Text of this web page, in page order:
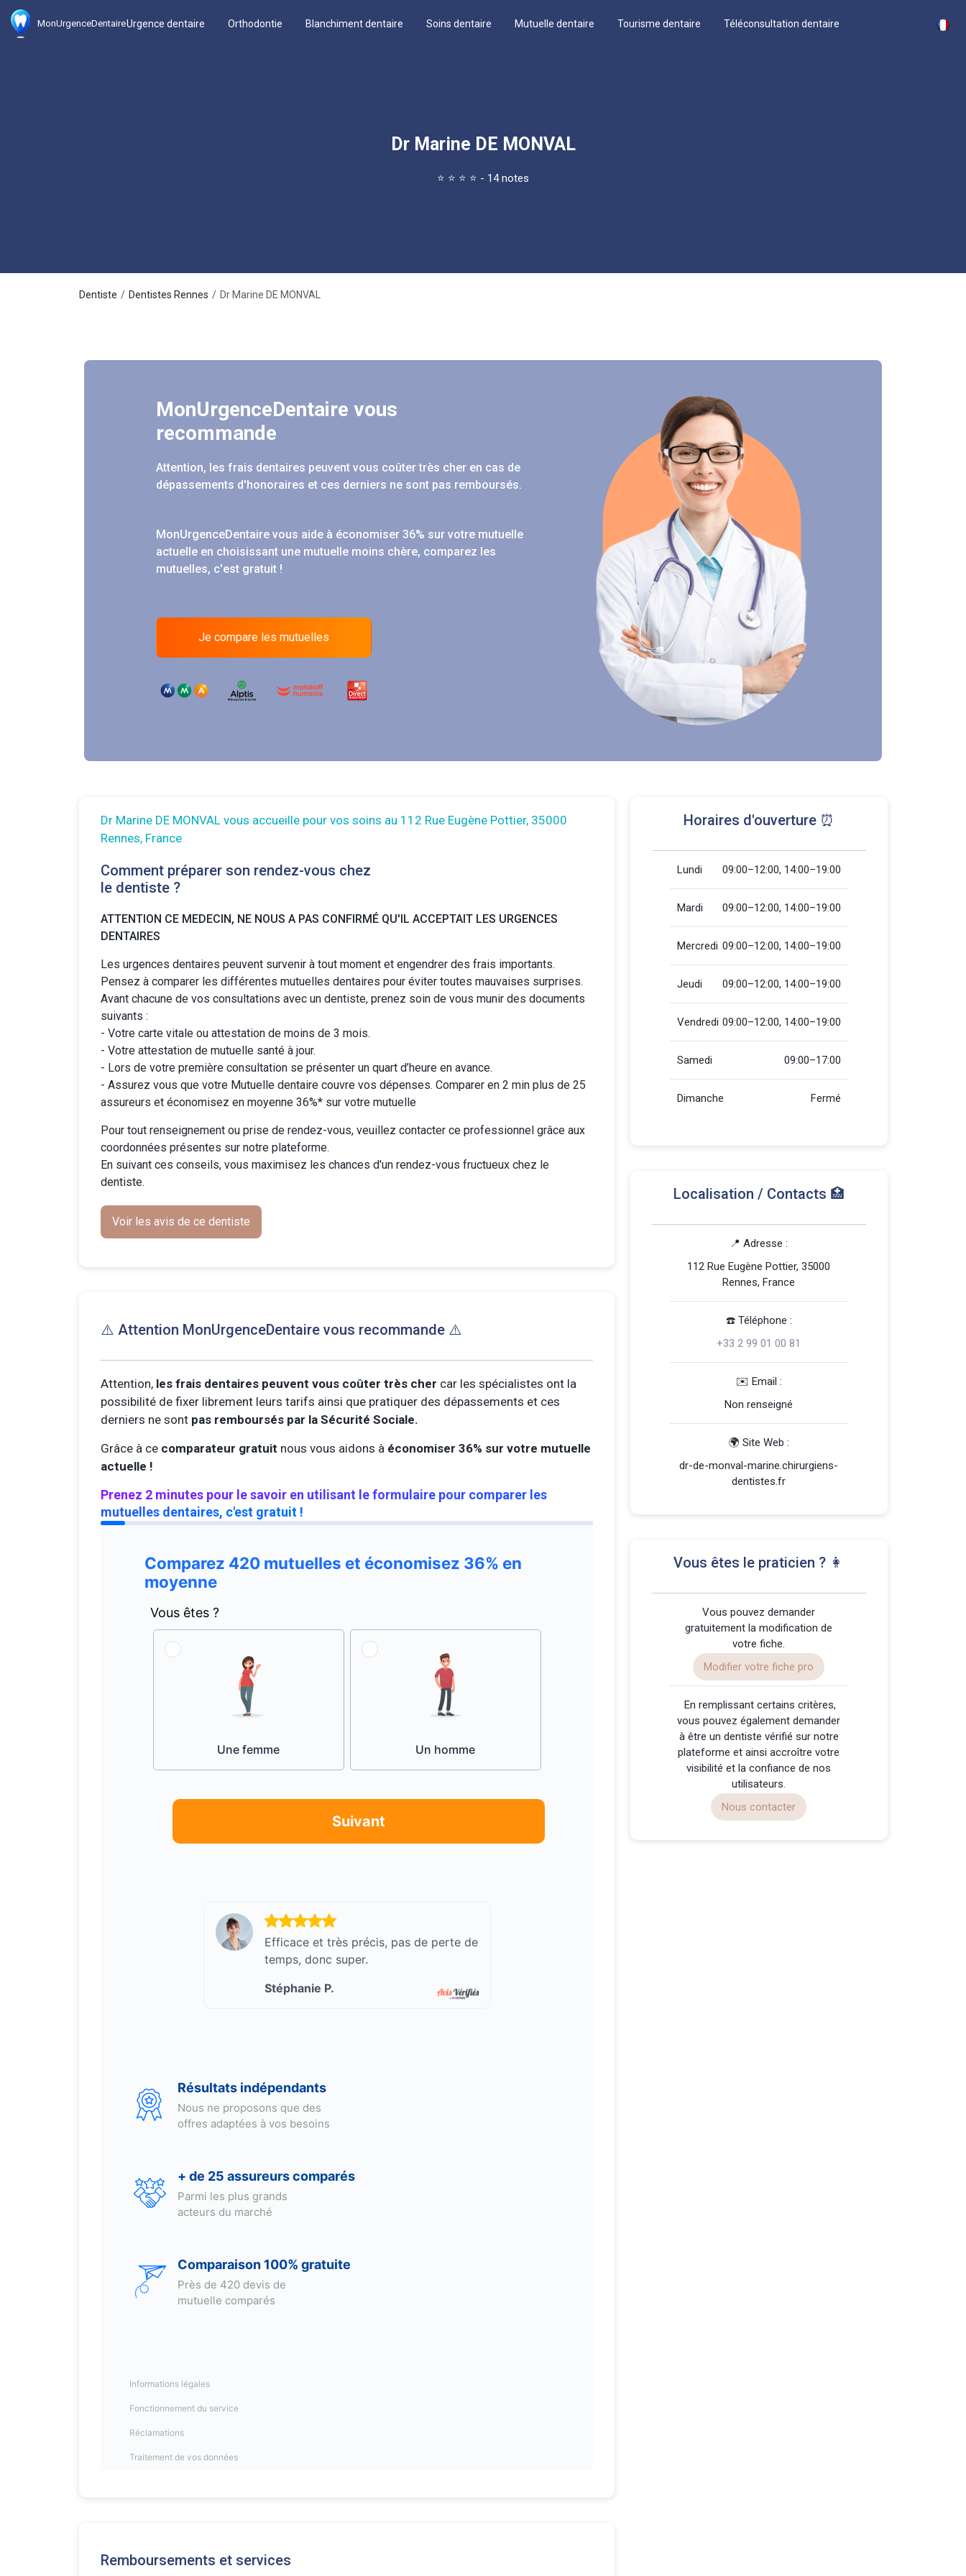
MonUrgenceDentaireUrgence dentaire Orthodontie Blanchiment dentaire Soins dentaire Mutuelle dentaire Tourisme dentaire Téléconsultation dentaire
Dr Marine DE MONVAL
⭐ ⭐ ⭐ ⭐ - 14 notes
Dentiste Dentistes Rennes Dr Marine DE MONVAL
MonUrgenceDentaire vous
recommande
Attention, les frais dentaires peuvent vous coûter très cher en cas de
dépassements d'honoraires et ces derniers ne sont pas remboursés.
MonUrgenceDentaire vous aide à économiser 36% sur votre mutuelle
actuelle en choisissant une mutuelle moins chère, comparez les
mutuelles, c'est gratuit !
Je compare les mutuelles
Dr Marine DE MONVAL vous accueille pour vos soins au 112 Rue Eugène Pottier, 35000
Rennes, France
Comment préparer son rendez-vous chez
le dentiste ?
ATTENTION CE MEDECIN, NE NOUS A PAS CONFIRMÉ QU'IL ACCEPTAIT LES URGENCES
DENTAIRES
Les urgences dentaires peuvent survenir à tout moment et engendrer des frais importants.
Pensez à comparer les différentes mutuelles dentaires pour éviter toutes mauvaises surprises.
Avant chacune de vos consultations avec un dentiste, prenez soin de vous munir des documents
suivants :
- Votre carte vitale ou attestation de moins de 3 mois.
- Votre attestation de mutuelle santé à jour.
- Lors de votre première consultation se présenter un quart d’heure en avance.
- Assurez vous que votre Mutuelle dentairecouvre vos dépenses. Comparer en 2 min plus de 25
assureurs et économisez en moyenne 36%* sur votre mutuelle
Pour tout renseignement ou prise de rendez-vous, veuillez contacter ce professionnel grâce aux
coordonnées présentes sur notre plateforme.
En suivant ces conseils, vous maximisez les chances d'un rendez-vous fructueux chez le
dentiste.
Voir les avis de ce dentiste
⚠️ Attention MonUrgenceDentaire vous recommande ⚠️
Attention, les frais dentaires peuvent vous coûter très cher car les spécialistes ont la
possibilité de fixer librement leurs tarifs ainsi que pratiquer des dépassements et ces
derniers ne sont pas remboursés par la Sécurité Sociale.
Grâce à ce comparateur gratuit nous vous aidons à économiser 36% sur votre mutuelle
actuelle !
Prenez 2 minutes pour le savoir en utilisant le formulaire pour comparer les
mutuelles dentaires, c'est gratuit !
Remboursements et services
Horaires d'ouverture ⏰
Lundi 09:00–12:00, 14:00–19:00
Mardi 09:00–12:00, 14:00–19:00
Mercredi 09:00–12:00, 14:00–19:00
Jeudi 09:00–12:00, 14:00–19:00
Vendredi 09:00–12:00, 14:00–19:00
Samedi 09:00–17:00
Dimanche Fermé
Localisation / Contacts 🏥
📍 Adresse :
112 Rue Eugène Pottier, 35000
Rennes, France
☎️️ Téléphone :
+33 2 99 01 00 81
️✉️ Email :
Non renseigné
🌍 Site Web :
dr-de-monval-marine.chirurgiens-
dentistes.fr
Vous êtes le praticien ? 👩
Vous pouvez demander
gratuitement la modification de
votre fiche.
Modifier votre fiche pro
️ En remplissant certains critères,
vous pouvez également demander
à être un dentiste vérifié sur notre
plateforme et ainsi accroître votre
visibilité et la confiance de nos
utilisateurs.
Nous contacter